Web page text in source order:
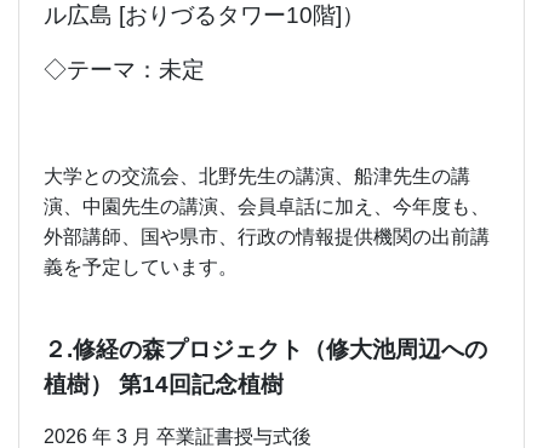
ル広島 [おりづるタワー10階]）
◇テーマ：未定
大学との交流会、北野先生の講演、船津先生の講
演、中園先生の講演、会員卓話に加え、今年度も、
外部講師、国や県市、行政の情報提供機関の出前講
義を予定しています。
２.修経の森プロジェクト（修大池周辺への
植樹） 第14回記念植樹
2026 年 3 月 卒業証書授与式後